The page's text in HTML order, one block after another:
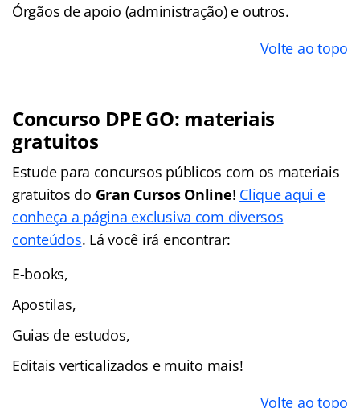
Órgãos de apoio (administração) e outros.
Volte ao topo
Concurso DPE GO: materiais
gratuitos
Estude para concursos públicos com os materiais
gratuitos do Gran Cursos Online! Clique aqui e
conheça a página exclusiva com diversos
conteúdos. Lá você irá encontrar:
E-books,
Apostilas,
Guias de estudos,
Editais verticalizados e muito mais!
Volte ao topo